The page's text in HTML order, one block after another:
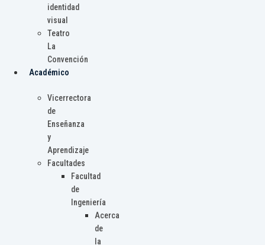
identidad
visual
Teatro
La
Convención
Académico
Vicerrectora
de
Enseñanza
y
Aprendizaje
Facultades
Facultad
de
Ingeniería
Acerca
de
la